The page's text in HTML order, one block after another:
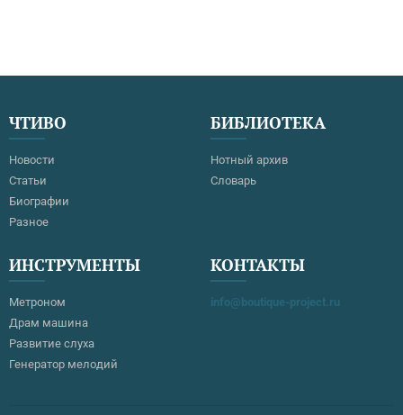
ЧТИВО
Новости
Статьи
Биографии
Разное
БИБЛИОТЕКА
Нотный архив
Словарь
ИНСТРУМЕНТЫ
Метроном
Драм машина
Развитие слуха
Генератор мелодий
КОНТАКТЫ
info@boutique-project.ru